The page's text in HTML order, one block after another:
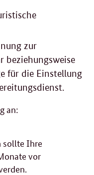
zur
beziehungsweise
für die Einstellung
an:
sollte Ihre
vor